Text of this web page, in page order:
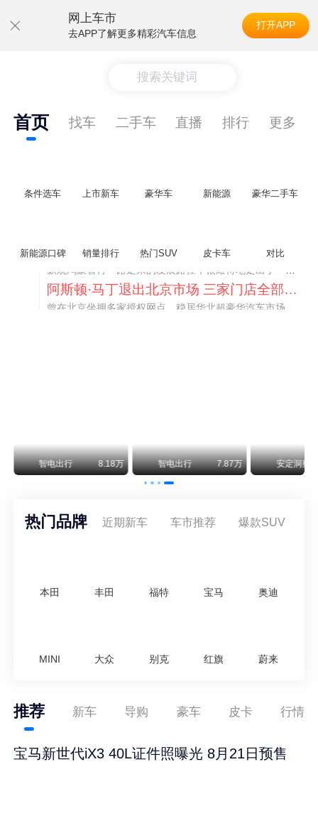
网上车市
去APP了解更多精彩汽车信息
打开APP
搜索关键词
首页 找车 二手车 直播 排行 更多
条件选车 上市新车 豪华车 新能源 豪华二手车
新能源口碑 销量排行 热门SUV 皮卡车 对比
阿斯顿·马丁退出北京市场 三家门店全部关闭
智电出行 8.18万 智电出行 7.87万 安定洞察
热门品牌 近期新车 车市推荐 爆款SUV
本田 丰田 福特 宝马 奥迪
MINI 大众 别克 红旗 蔚来
推荐 新车 导购 豪车 皮卡 行情
宝马新世代iX3 40L证件照曝光 8月21日预售